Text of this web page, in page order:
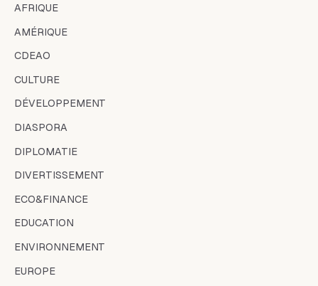
AFRIQUE
AMÉRIQUE
CDEAO
CULTURE
DÉVELOPPEMENT
DIASPORA
DIPLOMATIE
DIVERTISSEMENT
ECO&FINANCE
EDUCATION
ENVIRONNEMENT
EUROPE